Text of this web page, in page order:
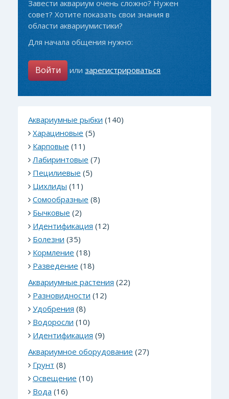
Завести аквариум очень сложно? Нужен
совет? Хотите показать свои знания в
области аквариумистики?
Для начала общения нужно:
Войти илизарегистрироваться
Аквариумные рыбки (140)
Харациновые (5)
Карповые (11)
Лабиринтовые (7)
Пецилиевые (5)
Цихлиды (11)
Сомообразные (8)
Бычковые (2)
Идентификация (12)
Болезни (35)
Кормление (18)
Разведение (18)
Аквариумные растения (22)
Разновидности (12)
Удобрения (8)
Водоросли (10)
Идентификация (9)
Аквариумное оборудование (27)
Грунт (8)
Освещение (10)
Вода (16)